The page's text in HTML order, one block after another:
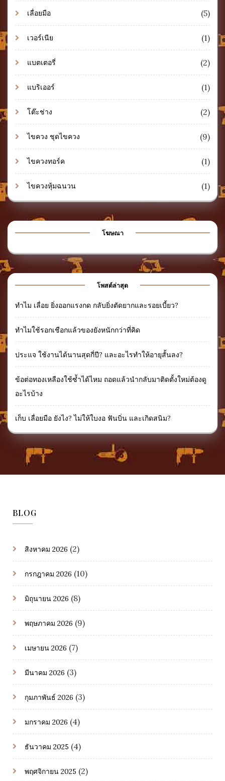
เลื่อยมือ (5)
เวอร์เนีย (1)
แบตเตอรี่ (2)
แบริเออร์ (1)
โต๊ะช่าง (2)
ไขควง ชุดไขควง (9)
ไขควงทอร์ค (1)
ไขควงหุ้มฉนวน (1)
โฆษณา
โพสต์ล่าสุด
ทำไม เลื่อย ยิ่งออกแรงกด กลับยิ่งตัดยากและรอยเบี้ยว?
ทำไมใช้รอกเชือกแล้วของยังหนักกว่าที่คิด
ประแจ ใช้งานได้นานสุดกี่ปี? และอะไรทำให้อายุสั้นลง?
ข้อต่อทองเหลืองใช้ซ้ำได้ไหม ถอดแล้วนำกลับมาติดตั้งใหม่ต้องดู
อะไรบ้าง
เก็บ เลื่อยมือ ยังไง? ไม่ให้ใบงอ ฟันบิ่น และเกิดสนิม?
BLOG
สิงหาคม 2026 (2)
กรกฎาคม 2026 (10)
มิถุนายน 2026 (8)
พฤษภาคม 2026 (9)
เมษายน 2026 (7)
มีนาคม 2026 (3)
กุมภาพันธ์ 2026 (3)
มกราคม 2026 (4)
ธันวาคม 2025 (4)
พฤศจิกายน 2025 (2)